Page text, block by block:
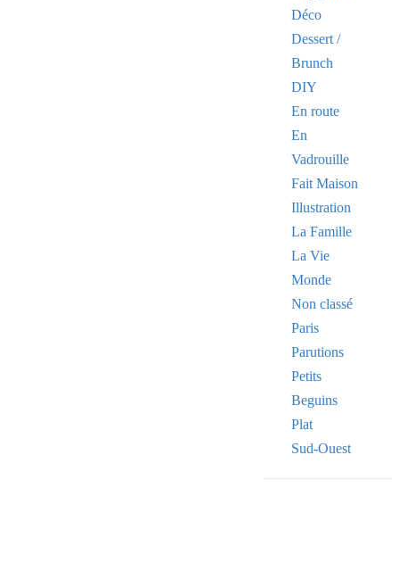
Déco
Dessert /
Brunch
DIY
En route
En
Vadrouille
Fait Maison
Illustration
La Famille
La Vie
Monde
Non classé
Paris
Parutions
Petits
Beguins
Plat
Sud-Ouest